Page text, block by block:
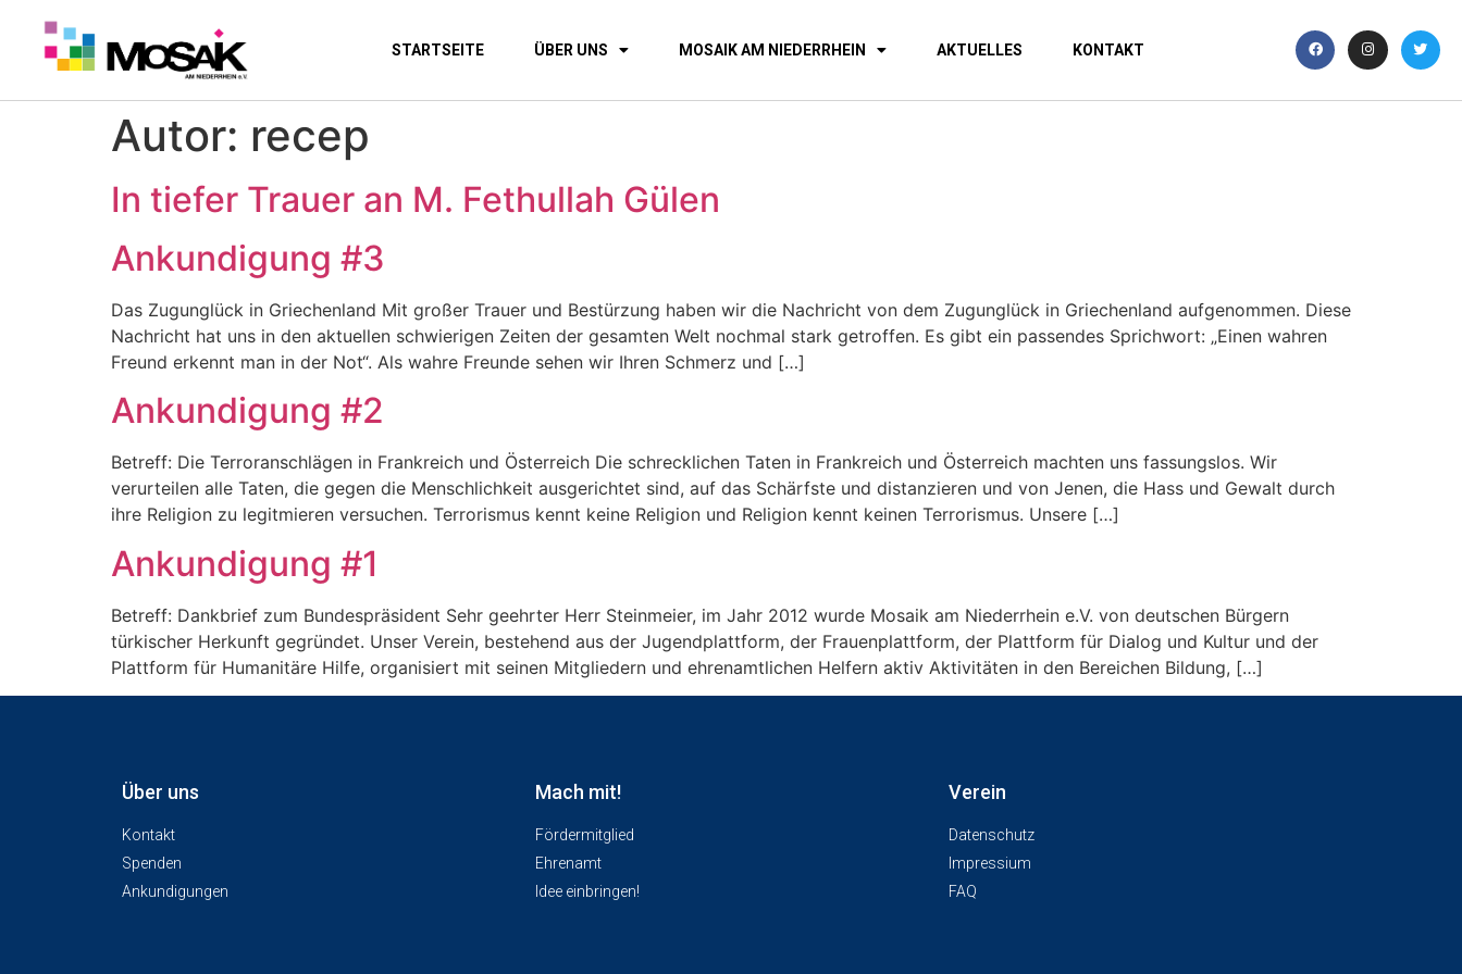
STARTSEITE ÜBER UNS MOSAIK AM NIEDERRHEIN AKTUELLES KONTAKT
Autor: recep
In tiefer Trauer an M. Fethullah Gülen
Ankundigung #3
Das Zugunglück in Griechenland Mit großer Trauer und Bestürzung haben wir die Nachricht von dem Zugunglück in Griechenland aufgenommen. Diese
Nachricht hat uns in den aktuellen schwierigen Zeiten der gesamten Welt nochmal stark getroffen. Es gibt ein passendes Sprichwort: „Einen wahren
Freund erkennt man in der Not“. Als wahre Freunde sehen wir Ihren Schmerz und […]
Ankundigung #2
Betreff: Die Terroranschlägen in Frankreich und Österreich Die schrecklichen Taten in Frankreich und Österreich machten uns fassungslos. Wir
verurteilen alle Taten, die gegen die Menschlichkeit ausgerichtet sind, auf das Schärfste und distanzieren und von Jenen, die Hass und Gewalt durch
ihre Religion zu legitmieren versuchen. Terrorismus kennt keine Religion und Religion kennt keinen Terrorismus. Unsere […]
Ankundigung #1
Betreff: Dankbrief zum Bundespräsident Sehr geehrter Herr Steinmeier, im Jahr 2012 wurde Mosaik am Niederrhein e.V. von deutschen Bürgern
türkischer Herkunft gegründet. Unser Verein, bestehend aus der Jugendplattform, der Frauenplattform, der Plattform für Dialog und Kultur und der
Plattform für Humanitäre Hilfe, organisiert mit seinen Mitgliedern und ehrenamtlichen Helfern aktiv Aktivitäten in den Bereichen Bildung, […]
Über uns
Kontakt
Spenden
Ankundigungen
Mach mit!
Fördermitglied
Ehrenamt
Idee einbringen!
Verein
Datenschutz
Impressium
FAQ